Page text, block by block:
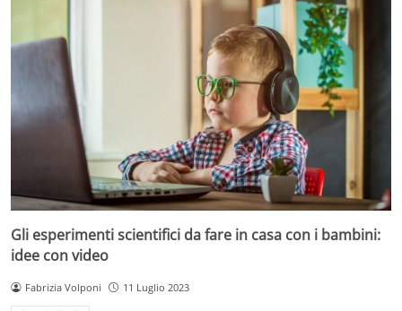
Gli esperimenti scientifici da fare in casa con i bambini:
idee con video
Fabrizia Volponi 11 Luglio 2023